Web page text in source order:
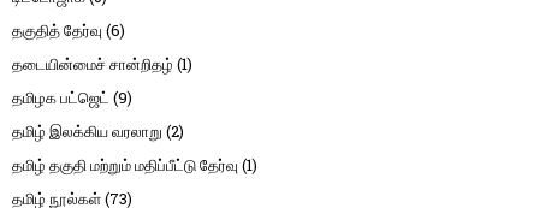
தகுதித் தேர்வு (6)
தடையின்மைச் சான்றிதழ் (1)
தமிழக பட்ஜெட் (9)
தமிழ் இலக்கிய வரலாறு (2)
தமிழ் தகுதி மற்றும் மதிப்பீட்டு தேர்வு (1)
தமிழ் நூல்கள்(73)